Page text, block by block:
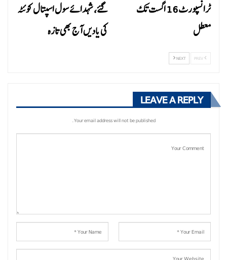
گئے، شہدائے سول اسپتال کوئٹہ
کی یادیں آج بھی تازہ
ٹرانسپورٹ 16 اگست تک
معطل
NEXT
LEAVE A REPLY
Your email address will not be published.